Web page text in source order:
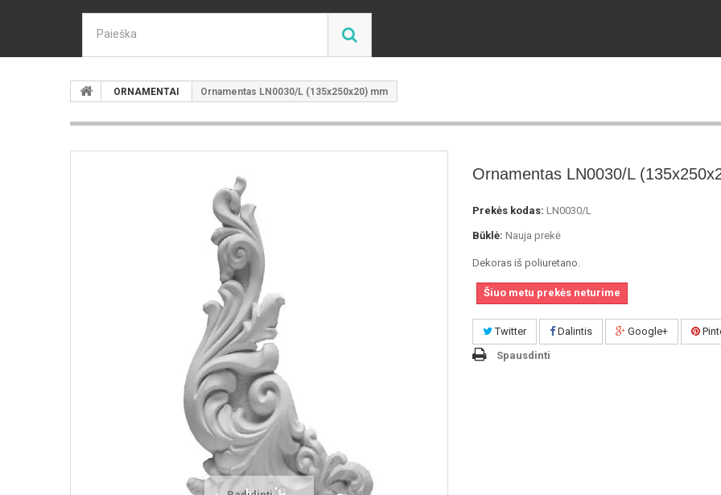
ORNAMENTAI Ornamentas LN0030/L (135x250x20) mm
Ornamentas LN0030/L
Prekės kodas: LN0030/L
Būklė: Nauja prekė
Dekoras iš poliuretano.
Šiuo metu prekės neturime
Twitter Dalintis Google+
Spausdinti